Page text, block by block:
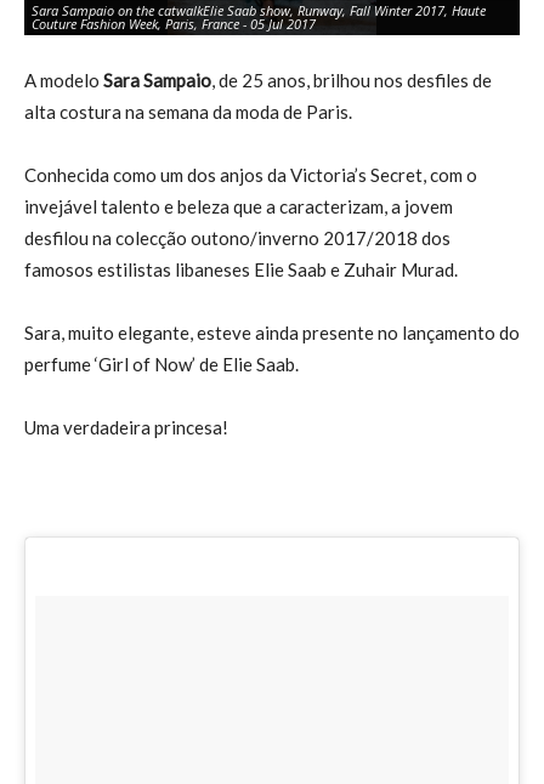
Sara Sampaio on the catwalkElie Saab show, Runway, Fall Winter 2017, Haute
Couture Fashion Week, Paris, France - 05 Jul 2017
A modelo Sara Sampaio, de 25 anos, brilhou nos desfiles de
alta costura na semana da moda de Paris.
Conhecida como um dos anjos da Victoria’s Secret, com o
invejável talento e beleza que a caracterizam, a jovem
desfilou na colecção outono/inverno 2017/2018 dos
famosos estilistas libaneses Elie Saab e Zuhair Murad.
Sara, muito elegante, esteve ainda presente no lançamento do
perfume ‘Girl of Now’ de Elie Saab.
Uma verdadeira princesa!